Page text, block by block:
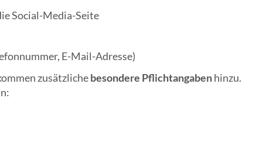
Social-Media-Seite
E-Mail-Adresse)
zusätzlichebesondere Pflichtangabenhinzu.